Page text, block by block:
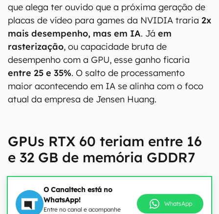
que alega ter ouvido que a próxima geração de
placas de vídeo para games da NVIDIA traria 2x
mais desempenho, mas em IA. Já em
rasterização, ou capacidade bruta de
desempenho com a GPU, esse ganho ficaria
entre 25 e 35%. O salto de processamento
maior acontecendo em IA se alinha com o foco
atual da empresa de Jensen Huang.
GPUs RTX 60 teriam entre 16
e 32 GB de memória GDDR7
O Canaltech está no
WhatsApp!
Entre no canal e acompanhe
WhatsApp